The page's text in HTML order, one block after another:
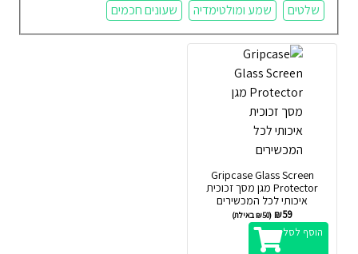
שלטים שמע ומולטימדיה שעונים חכמים
Gripcase Glass Screen
Protector מגן מסך זכוכית
איכותי לכל המכשירים
₪59
(
₪50 באילת)
הוסף לסל